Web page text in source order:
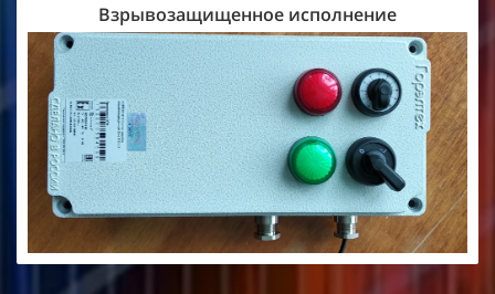
Взрывозащищенное исполнение